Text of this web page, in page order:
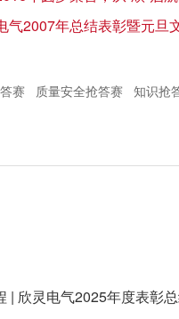
气2007年总结表彰暨元旦
赛 质量安全抢答赛 知识抢
| 欣灵电气2025年度表彰